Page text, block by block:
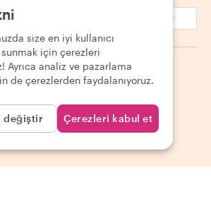
Misafirler
Misafir kullanım koşulları
size en iyi kullanıcı
için çerezleri
Ayrıca analiz ve pazarlama
de çerezlerden faydalanıyoruz.
değiştir Çerezleri kabul et